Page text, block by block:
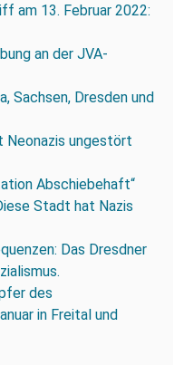
am 13. Februar 2022:
an der JVA-
Sachsen, Dresden und
Neonazis ungestört
Abschiebehaft“
Stadt hat Nazis
Das Dresdner
des
in Freital und